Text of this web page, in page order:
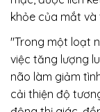
khỏe của mắt và
"Trong một loạt
việc tăng lượng
não làm giảm
cải thiện độ